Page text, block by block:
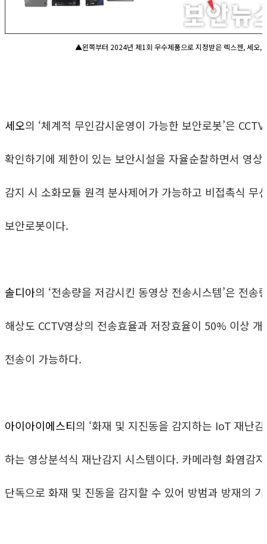
▲왼쪽부터 2024년 제1회 우수제품으로 지정받은 렉스젠, 세오,
세오의 ‘체계적 무인감시운영이 가능한 보안로봇’은
확인하기에 제한이 있는 보안시설을 자율순찰하면서 영
감지 시 소화모듈 원격 분사제어가 가능하고 비접촉식 무
보안로봇이다.
솔디아의 ‘전송량을 저감시킨 동영상 전송시스템’은 전
해상도 CCTV영상의 전송효율과 저장효율이 50% 이상
전송이 가능하다.
아이아이에스티의 ‘화재 및 지진동을 감지하는 IoT 재난
하는 영상분석식 재난감지 시스템이다. 카메라형 화염감
단독으로 화재 및 진동을 감지할 수 있어 방범과 방재의